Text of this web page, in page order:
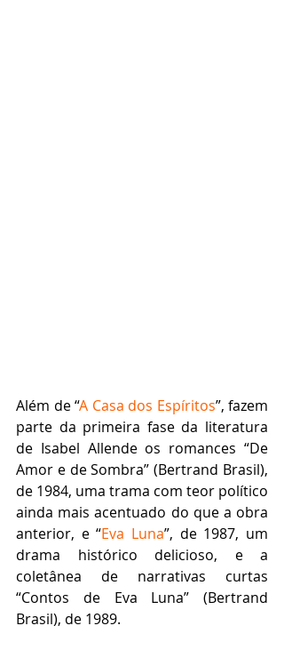
Além de “A Casa dos Espíritos”, fazem
parte da primeira fase da literatura
de Isabel Allende os romances “De
Amor e de Sombra” (Bertrand Brasil),
de 1984, uma trama com teor político
ainda mais acentuado do que a obra
anterior, e “Eva Luna”, de 1987, um
drama histórico delicioso, e a
coletânea de narrativas curtas
“Contos de Eva Luna” (Bertrand
Brasil), de 1989.